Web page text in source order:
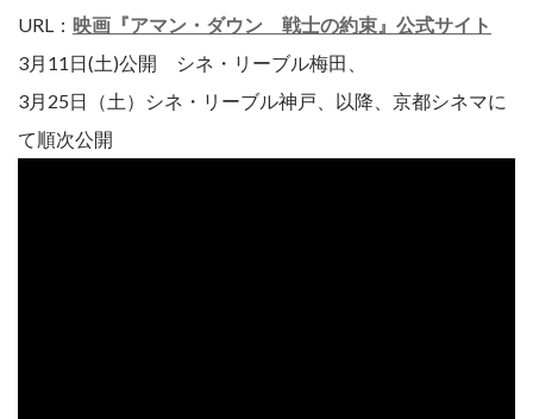
URL： 映画『アマン・ダウン 戦士の約束』公式サイト
3月11日(土)公開 シネ・リーブル梅田、
3月25日（土）シネ・リーブル神戸、以降、京都シネマに
て順次公開